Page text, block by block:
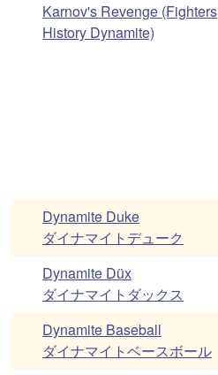
Karnov's Revenge (Fighters
History Dynamite)
Dynamite Duke
ダイナマイトデューク
Dynamite Düx
ダイナマイトダックス
Dynamite Baseball
ダイナマイトベースボール